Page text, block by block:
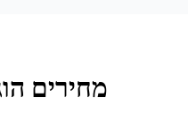
מחירים